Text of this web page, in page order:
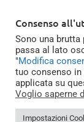
content
Consenso
Sono una
passa al lato
"Modifica
tuo consenso
applicata su
Voglio saperne
Impostazioni